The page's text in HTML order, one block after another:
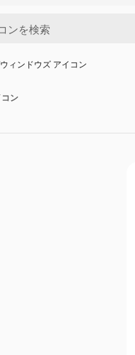
ウィンドウズ アイコン
ン